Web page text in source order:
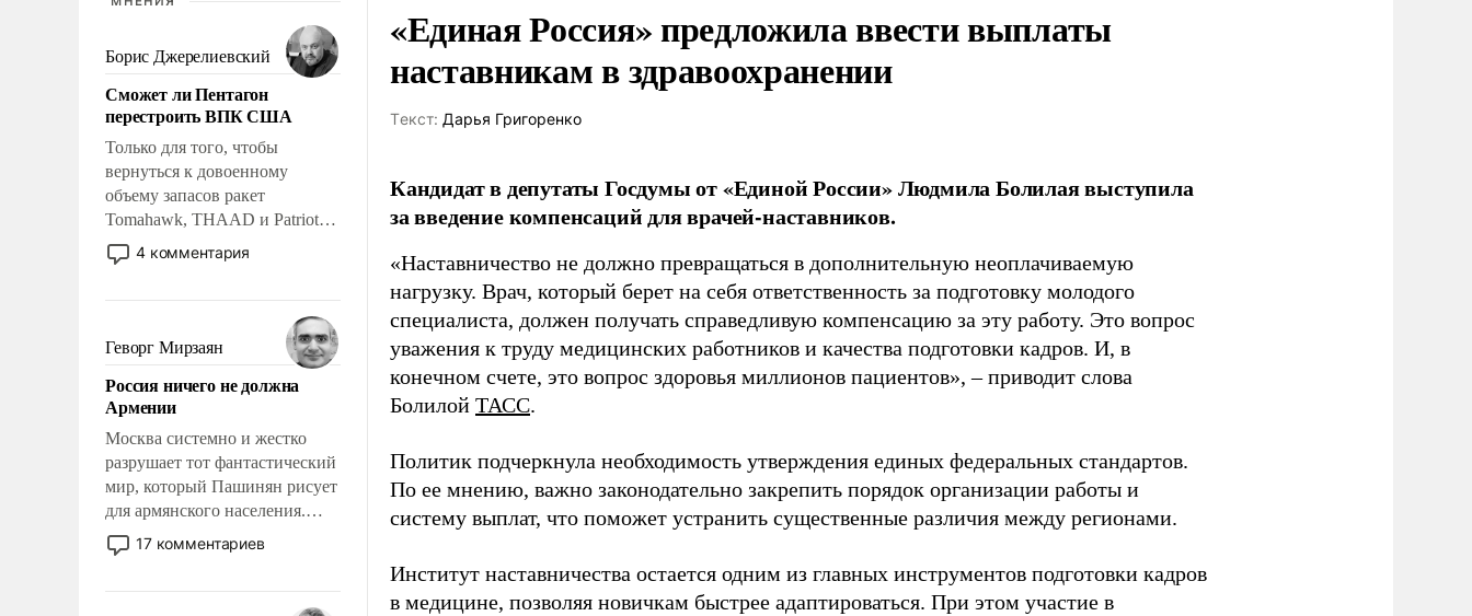
Борис Джерелиевский
Сможет ли Пентагон
перестроить ВПК США
Только для того, чтобы
вернуться к довоенному
объему запасов ракет
Tomahawk, THAAD и Patriot
США потребуется более трех
лет. Даже небольшая война с
Сложившаяся ситуация
означает многолетний период
уязвимости США, например,
перед Китаем.
4 комментария
Геворг Мирзаян
Россия ничего не должна
Армении
Москва системно и жестко
разрушает тот фантастический
мир, который Пашинян рисует
для армянского населения.
Мир, где политические
прожекты будут безусловно
17 комментариев
«Единая Россия» предложила ввести выплаты
наставникам в здравоохранении
Tекст: Дарья Григоренко
Кандидат в депутаты Госдумы от «Единой России» Людмила Болилая выступила
за введение компенсаций для врачей-наставников.
«Наставничество не должно превращаться в дополнительную неоплачиваемую
нагрузку. Врач, который берет на себя ответственность за подготовку молодого
специалиста, должен получать справедливую компенсацию за эту работу. Это вопрос
уважения к труду медицинских работников и качества подготовки кадров. И, в
конечном счете, это вопрос здоровья миллионов пациентов», – приводит слова
Болилой ТАСС.
Политик подчеркнула необходимость утверждения единых федеральных стандартов.
По ее мнению, важно законодательно закрепить порядок организации работы и
систему выплат, что поможет устранить существенные различия между регионами.
Институт наставничества остается одним из главных инструментов подготовки кадров
в медицине, позволяя новичкам быстрее адаптироваться. При этом участие в